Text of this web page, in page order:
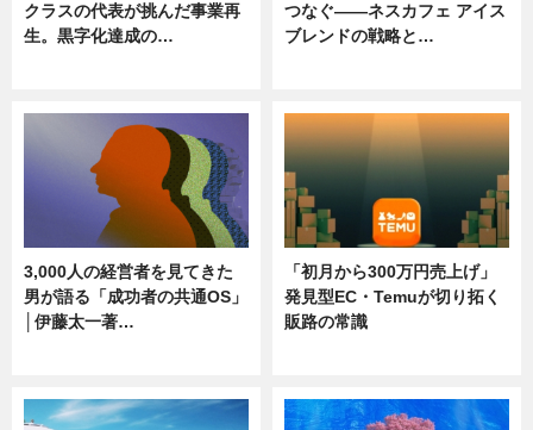
クラスの代表が挑んだ事業再
生。黒字化達成の…
つなぐ――ネスカフェ アイス
ブレンドの戦略と…
3,000人の経営者を見てきた
男が語る「成功者の共通OS」
│伊藤太一著…
「初月から300万円売上げ」
発見型EC・Temuが切り拓く
販路の常識